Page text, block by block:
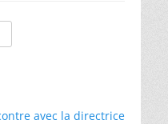
avec la directrice